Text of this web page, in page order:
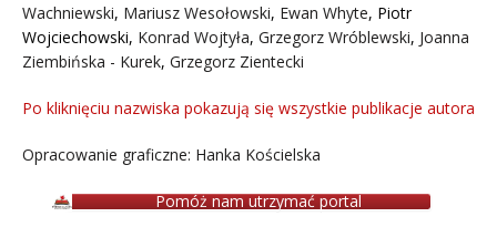
Wachniewski, Mariusz Wesołowski, Ewan Whyte, Piotr
Wojciechowski, Konrad Wojtyła, Grzegorz Wróblewski, Joanna
Ziembińska - Kurek, Grzegorz Zientecki
Po kliknięciu nazwiska pokazują się wszystkie publikacje autora
Opracowanie graficzne: Hanka Kościelska
Pomóż nam utrzymać portal